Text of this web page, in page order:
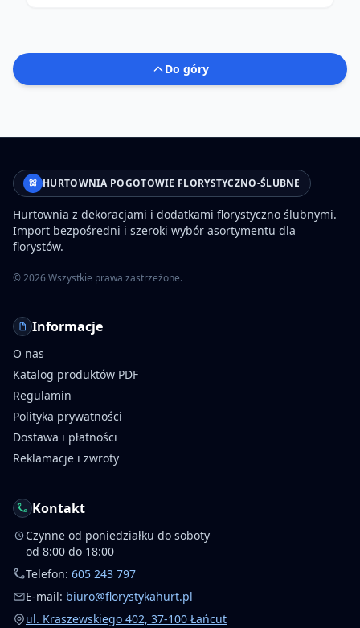
Do góry
HURTOWNIA POGOTOWIE FLORYSTYCZNO-ŚLUBNE
Hurtownia z dekoracjami i dodatkami florystyczno ślubnymi.
Import bezpośredni i szeroki wybór asortymentu dla
florystów.
©2026Wszystkie prawa zastrzeżone.
Informacje
O nas
Katalog produktów PDF
Regulamin
Polityka prywatności
Dostawa i płatności
Reklamacje i zwroty
Kontakt
Czynne od poniedziałku do soboty
od 8:00 do 18:00
Telefon: 605 243 797
E-mail: biuro@florystykahurt.pl
ul. Kraszewskiego 402, 37-100 Łańcut